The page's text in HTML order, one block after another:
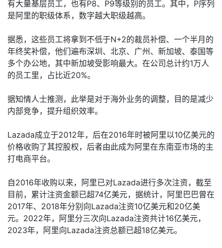
有大量基层员工，也有P8、P9等级别的员工。其中，P序列
是阿里的职级体系，数字越大职级越高。
据悉，这些员工将拿到不低于N+2的裁员补偿、一个半月的
年终奖补偿，他们遍布深圳、北京、广州、新加坡、泰国等
多个办公地，其中新加坡受影响最大。在公司总计约1万人
的员工里，占比近20%。
据知情人士推测，此举是对于海外业务的调整，目的是减少
内部竞争，提升组织效率。
Lazada成立于2012年，后在2016年时被阿里以10亿美元的
价格收购了其控股权，后者由此成为阿里在东南亚市场的主
打电商平台。
自2016年收购以来，阿里已对Lazada进行多次注资，截至
目前，累计注资金额已超74亿美元，据统计，阿里巴巴曾在
2017年、2018年分别向Lazada注资10亿美元和20亿美
元。2022年，阿里分三次向Lazada注资共计16亿美元，
2023年，阿里向Lazada注资总额已超18亿美元。